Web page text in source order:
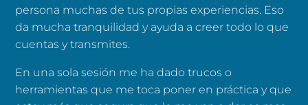
persona muchas de tus propias experiencias. Eso
da mucha tranquilidad y ayuda a creer todo lo que
cuentas y transmites.
En una sola sesión me ha dado trucos o
herramientas que me toca poner en práctica y que